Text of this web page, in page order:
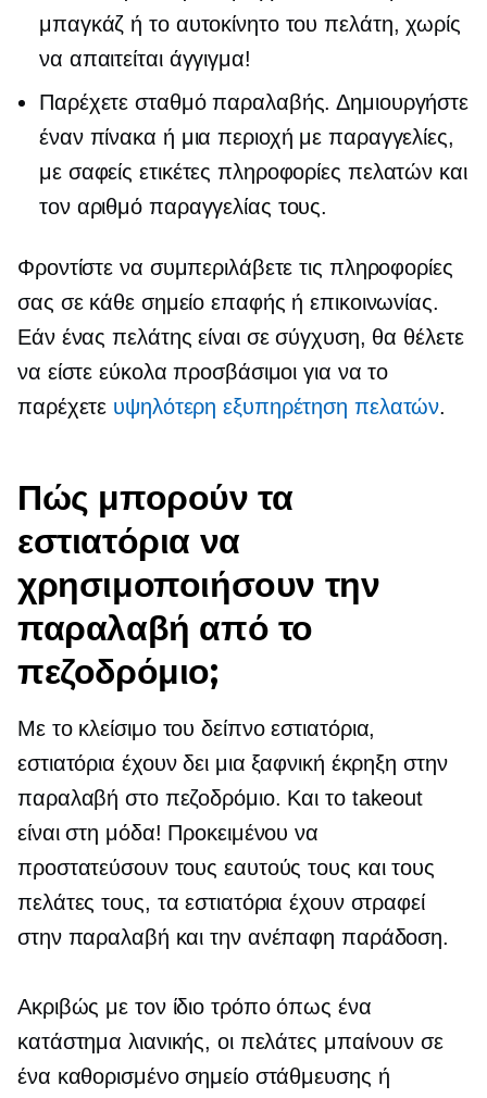
μπαγκάζ ή το αυτοκίνητο του πελάτη, χωρίς
να απαιτείται άγγιγμα!
Παρέχετε σταθμό παραλαβής. Δημιουργήστε
έναν πίνακα ή μια περιοχή με παραγγελίες,
με σαφείς ετικέτες πληροφορίες πελατών και
τον αριθμό παραγγελίας τους.
Φροντίστε να συμπεριλάβετε τις πληροφορίες
σας σε κάθε σημείο επαφής ή επικοινωνίας.
Εάν ένας πελάτης είναι σε σύγχυση, θα θέλετε
να είστε εύκολα προσβάσιμοι για να το
παρέχετε υψηλότερη εξυπηρέτηση πελατών.
Πώς μπορούν τα
εστιατόρια να
χρησιμοποιήσουν την
παραλαβή από το
πεζοδρόμιο;
Με το κλείσιμο τουδείπνοεστιατόρια,
εστιατόρια έχουν δει μια ξαφνική έκρηξη στην
παραλαβή στο πεζοδρόμιο. Και το takeout
είναι στη μόδα! Προκειμένου να
προστατεύσουν τους εαυτούς τους και τους
πελάτες τους, τα εστιατόρια έχουν στραφεί
στην παραλαβή και την ανέπαφη παράδοση.
Ακριβώς με τον ίδιο τρόπο όπως ένα
κατάστημα λιανικής, οι πελάτες μπαίνουν σε
ένα καθορισμένο σημείο στάθμευσης ή